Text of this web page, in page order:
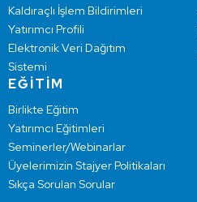
Kaldıraçlı İşlem Bildirimleri
Yatırımcı Profili
Elektronik Veri Dağıtım
Sistemi
EĞİTİM
Birlikte Eğitim
Yatırımcı Eğitimleri
Seminerler/Webinarlar
Üyelerimizin Stajyer Politikaları
Sıkça Sorulan Sorular